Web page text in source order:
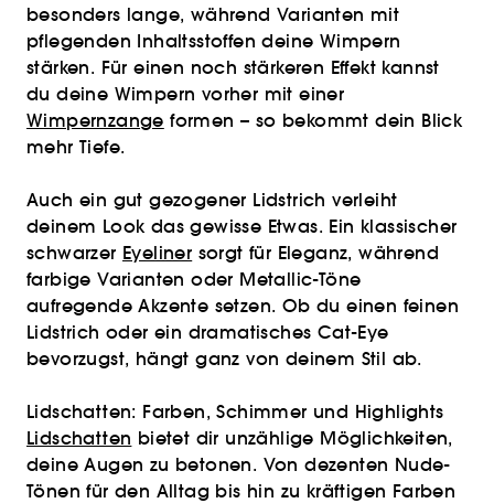
besonders lange, während Varianten mit
pflegenden Inhaltsstoffen deine Wimpern
stärken. Für einen noch stärkeren Effekt kannst
du deine Wimpern vorher mit einer
Wimpernzange formen – so bekommt dein Blick
mehr Tiefe.
Auch ein gut gezogener Lidstrich verleiht
deinem Look das gewisse Etwas. Ein klassischer
schwarzer Eyeliner sorgt für Eleganz, während
farbige Varianten oder Metallic-Töne
aufregende Akzente setzen. Ob du einen feinen
Lidstrich oder ein dramatisches Cat-Eye
bevorzugst, hängt ganz von deinem Stil ab.
Lidschatten: Farben, Schimmer und Highlights
Lidschatten bietet dir unzählige Möglichkeiten,
deine Augen zu betonen. Von dezenten Nude-
Tönen für den Alltag bis hin zu kräftigen Farben